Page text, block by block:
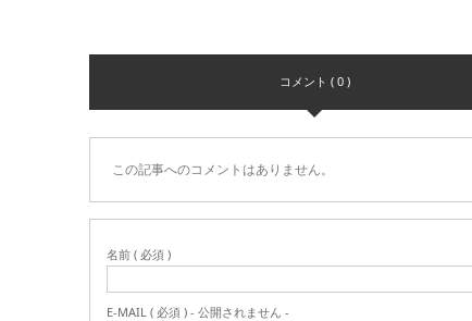
コメント ( 0 )
この記事へのコメントはありません。
名前 ( 必須 )
E-MAIL ( 必須 ) - 公開されません -